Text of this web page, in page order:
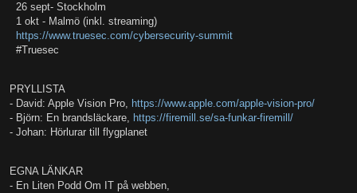
26 sept- Stockholm
1 okt - Malmö (inkl. streaming)
https://www.truesec.com/cybersecurity-summit
#Truesec
PRYLLISTA
- David: Apple Vision Pro, https://www.apple.com/apple-vision-pro/
- Björn: En brandsläckare, https://firemill.se/sa-funkar-firemill/
- Johan: Hörlurar till flygplanet
EGNA LÄNKAR
- En Liten Podd Om IT på webben,